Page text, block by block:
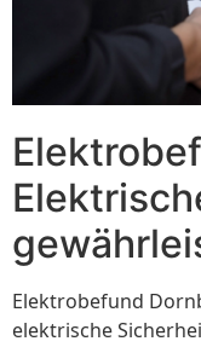
Elektrobefund
elektrische